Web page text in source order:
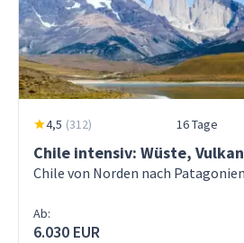
4,5 (312) 16 Tage
Chile intensiv: Wüste,
Chile von Norden nach Patagonien
Ab:
6.030 EUR